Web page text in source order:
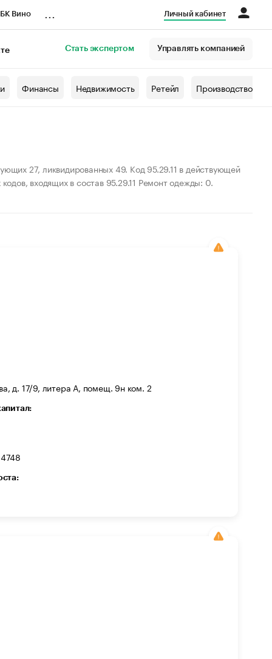
Вино Личный кабинет
Стать экспертом Управлять компанией
Финансы Недвижимость Ретейл Производство
27, ликвидированных 49. Код 95.29.11 в действующей
входящих в состав 95.29.11 Ремонт одежды: 0.
д. 17/9, литера А, помещ. 9н ком. 2